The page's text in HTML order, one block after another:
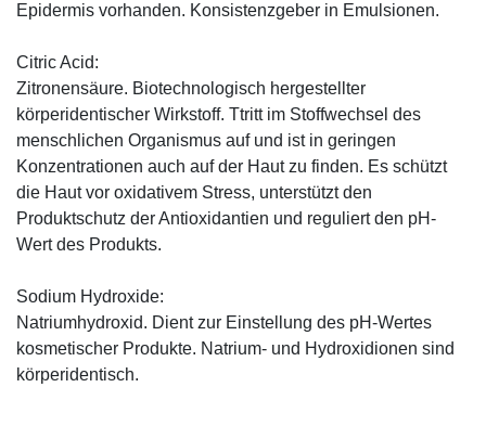
Epidermis vorhanden. Konsistenzgeber in Emulsionen.
Citric Acid:
Zitronensäure. Biotechnologisch hergestellter
körperidentischer Wirkstoff. Ttritt im Stoffwechsel des
menschlichen Organismus auf und ist in geringen
Konzentrationen auch auf der Haut zu finden. Es schützt
die Haut vor oxidativem Stress, unterstützt den
Produktschutz der Antioxidantien und reguliert den pH-
Wert des Produkts.
Sodium Hydroxide:
Natriumhydroxid. Dient zur Einstellung des pH-Wertes
kosmetischer Produkte. Natrium- und Hydroxidionen sind
körperidentisch.